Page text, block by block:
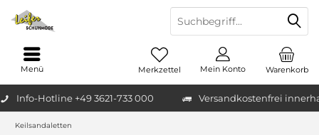
Info-Hotline +49 3621-733 000 Versandkostenfrei
Warenkorb
Merkzettel Mein Konto
Menü
Keilsandaletten